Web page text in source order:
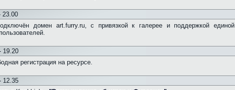
23.00
домен art.furry.ru, с привязкой к галерее и поддержкой единой
19.20
регистрация на ресурсе.
12.35